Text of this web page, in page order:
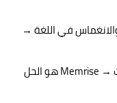
في اللغة →
إذا كنت بحاجة إلى تحسين المفردات → Memrise هو الحل